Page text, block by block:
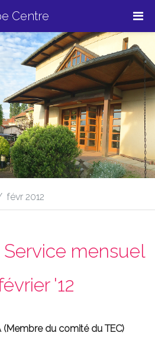
Centre
févr 2012
mensuel
'12
(Membre du comité du TEC)